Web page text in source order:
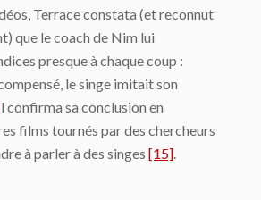
Terrace constata (et reconnut
que le coach de Nim lui
presque à chaque coup :
le singe imitait son
Il confirma sa conclusion en
films tournés par des chercheurs
à parler à des singes [15]